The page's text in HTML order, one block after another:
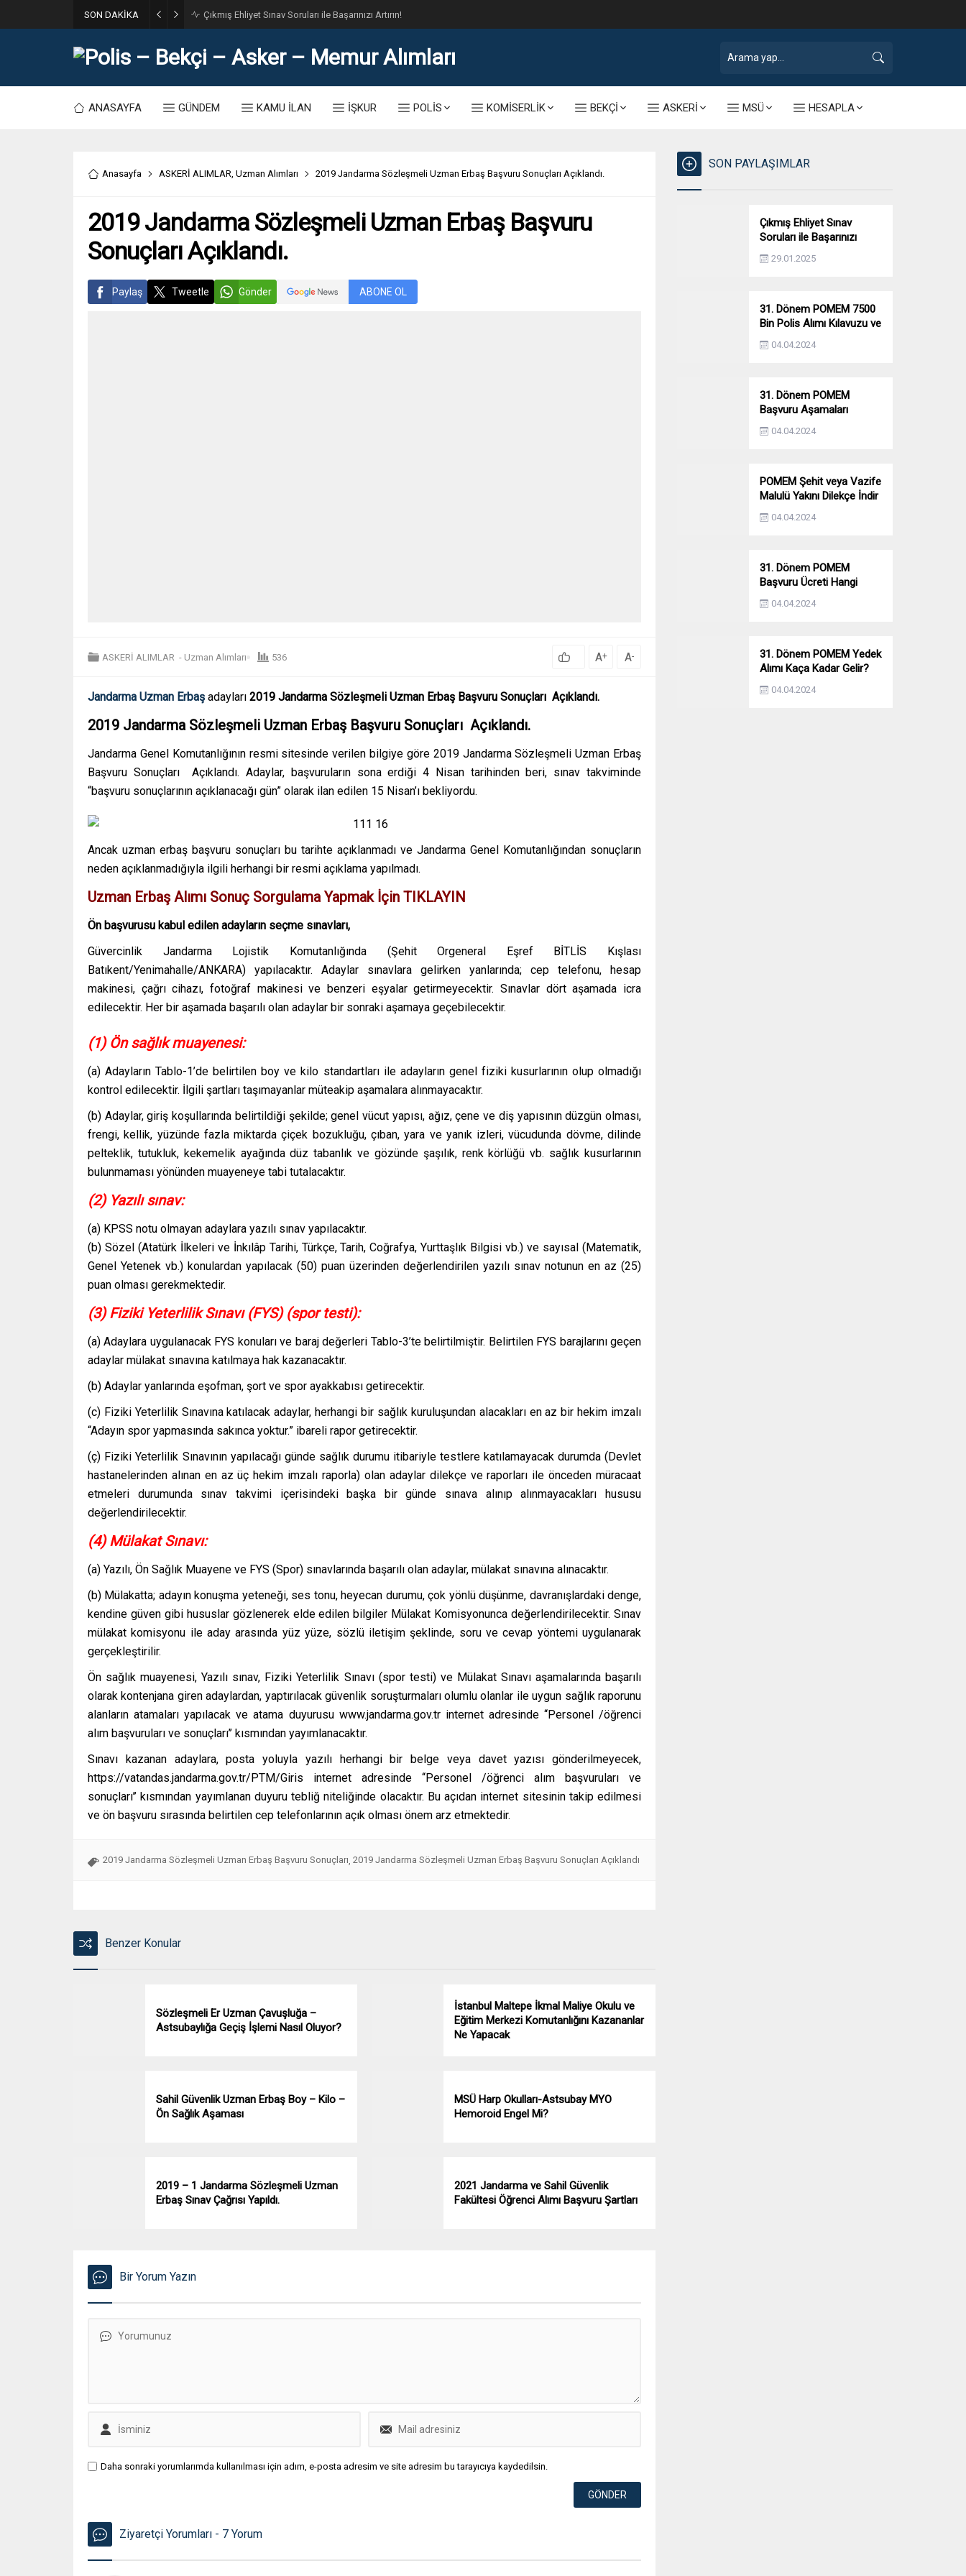
SON DAKİKA 31. Dönem POMEM 7500 Bin Polis Alımı Kılavuzu ve Başvuru Ekranı
ANASAYFA GÜNDEM KAMU İLAN İŞKUR POLİS KOMİSERLİK BEKÇİ ASKERİ MSÜ HESAPLA
Anasayfa ASKERİ ALIMLAR, Uzman Alımları 2019 Jandarma Sözleşmeli Uzman Erbaş Başvuru Sonuçları Açıklandı.
2019 Jandarma Sözleşmeli Uzman Erbaş Başvuru
Sonuçları Açıklandı.
Paylaş Tweetle Gönder ABONE OL
ASKERİ ALIMLAR - Uzman Alımları 536 A+ A-
Jandarma Uzman Erbaş adayları 2019 Jandarma Sözleşmeli Uzman Erbaş Başvuru Sonuçları Açıklandı.
2019 Jandarma Sözleşmeli Uzman Erbaş Başvuru Sonuçları Açıklandı.
Jandarma Genel Komutanlığının resmi sitesinde verilen bilgiye göre 2019 Jandarma Sözleşmeli Uzman Erbaş
Başvuru Sonuçları Açıklandı. Adaylar, başvuruların sona erdiği 4 Nisan tarihinden beri, sınav takviminde
“başvuru sonuçlarının açıklanacağı gün” olarak ilan edilen 15 Nisan’ı bekliyordu.
Ancak uzman erbaş başvuru sonuçları bu tarihte açıklanmadı ve Jandarma Genel Komutanlığından sonuçların
neden açıklanmadığıyla ilgili herhangi bir resmi açıklama yapılmadı.
Uzman Erbaş Alımı Sonuç Sorgulama Yapmak İçin TIKLAYIN
Ön başvurusu kabul edilen adayların seçme sınavları,
Güvercinlik Jandarma Lojistik Komutanlığında (Şehit Orgeneral Eşref BİTLİS Kışlası
Batıkent/Yenimahalle/ANKARA) yapılacaktır. Adaylar sınavlara gelirken yanlarında; cep telefonu, hesap
makinesi, çağrı cihazı, fotoğraf makinesi ve benzeri eşyalar getirmeyecektir. Sınavlar dört aşamada icra
edilecektir. Her bir aşamada başarılı olan adaylar bir sonraki aşamaya geçebilecektir.
(1) Ön sağlık muayenesi:
(a) Adayların Tablo-1’de belirtilen boy ve kilo standartları ile adayların genel fiziki kusurlarının olup olmadığı
kontrol edilecektir. İlgili şartları taşımayanlar müteakip aşamalara alınmayacaktır.
(b) Adaylar, giriş koşullarında belirtildiği şekilde; genel vücut yapısı, ağız, çene ve diş yapısının düzgün olması,
frengi, kellik, yüzünde fazla miktarda çiçek bozukluğu, çıban, yara ve yanık izleri, vücudunda dövme, dilinde
pelteklik, tutukluk, kekemelik ayağında düz tabanlık ve gözünde şaşılık, renk körlüğü vb. sağlık kusurlarının
bulunmaması yönünden muayeneye tabi tutalacaktır.
(2) Yazılı sınav:
(a) KPSS notu olmayan adaylara yazılı sınav yapılacaktır.
(b) Sözel (Atatürk İlkeleri ve İnkılâp Tarihi, Türkçe, Tarih, Coğrafya, Yurttaşlık Bilgisi vb.) ve sayısal (Matematik,
Genel Yetenek vb.) konulardan yapılacak (50) puan üzerinden değerlendirilen yazılı sınav notunun en az (25)
puan olması gerekmektedir.
(3) Fiziki Yeterlilik Sınavı (FYS) (spor testi):
(a) Adaylara uygulanacak FYS konuları ve baraj değerleri Tablo-3’te belirtilmiştir. Belirtilen FYS barajlarını geçen
adaylar mülakat sınavına katılmaya hak kazanacaktır.
(b) Adaylar yanlarında eşofman, şort ve spor ayakkabısı getirecektir.
(c) Fiziki Yeterlilik Sınavına katılacak adaylar, herhangi bir sağlık kuruluşundan alacakları en az bir hekim imzalı
“Adayın spor yapmasında sakınca yoktur.” ibareli rapor getirecektir.
(ç) Fiziki Yeterlilik Sınavının yapılacağı günde sağlık durumu itibariyle testlere katılamayacak durumda (Devlet
hastanelerinden alınan en az üç hekim imzalı raporla) olan adaylar dilekçe ve raporları ile önceden müracaat
etmeleri durumunda sınav takvimi içerisindeki başka bir günde sınava alınıp alınmayacakları hususu
değerlendirilecektir.
(4) Mülakat Sınavı:
(a) Yazılı, Ön Sağlık Muayene ve FYS (Spor) sınavlarında başarılı olan adaylar, mülakat sınavına alınacaktır.
(b) Mülakatta; adayın konuşma yeteneği, ses tonu, heyecan durumu, çok yönlü düşünme, davranışlardaki denge,
kendine güven gibi hususlar gözlenerek elde edilen bilgiler Mülakat Komisyonunca değerlendirilecektir. Sınav
mülakat komisyonu ile aday arasında yüz yüze, sözlü iletişim şeklinde, soru ve cevap yöntemi uygulanarak
gerçekleştirilir.
Ön sağlık muayenesi, Yazılı sınav, Fiziki Yeterlilik Sınavı (spor testi) ve Mülakat Sınavı aşamalarında başarılı
olarak kontenjana giren adaylardan, yaptırılacak güvenlik soruşturmaları olumlu olanlar ile uygun sağlık raporunu
alanların atamaları yapılacak ve atama duyurusu www.jandarma.gov.tr internet adresinde ‘‘Personel /öğrenci
alım başvuruları ve sonuçları’’ kısmından yayımlanacaktır.
Sınavı kazanan adaylara, posta yoluyla yazılı herhangi bir belge veya davet yazısı gönderilmeyecek,
https://vatandas.jandarma.gov.tr/PTM/Giris internet adresinde ‘‘Personel /öğrenci alım başvuruları ve
sonuçları’’ kısmından yayımlanan duyuru tebliğ niteliğinde olacaktır. Bu açıdan internet sitesinin takip edilmesi
ve ön başvuru sırasında belirtilen cep telefonlarının açık olması önem arz etmektedir.
2019 Jandarma Sözleşmeli Uzman Erbaş Başvuru Sonuçları, 2019 Jandarma Sözleşmeli Uzman Erbaş Başvuru Sonuçları Açıklandı
Benzer Konular
Sözleşmeli Er Uzman Çavuşluğa –
Astsubaylığa Geçiş İşlemi Nasıl Oluyor?
İstanbul Maltepe İkmal Maliye Okulu ve
Eğitim Merkezi Komutanlığını Kazananlar
Ne Yapacak
Sahil Güvenlik Uzman Erbaş Boy – Kilo –
Ön Sağlık Aşaması
MSÜ Harp Okulları-Astsubay MYO
Hemoroid Engel Mi?
2019 – 1 Jandarma Sözleşmeli Uzman
Erbaş Sınav Çağrısı Yapıldı.
2021 Jandarma ve Sahil Güvenlik
Fakültesi Öğrenci Alımı Başvuru Şartları
Bir Yorum Yazın
Daha sonraki yorumlarımda kullanılması için adım, e-posta adresim ve site adresim bu tarayıcıya kaydedilsin.
Ziyaretçi Yorumları - 7 Yorum
SON PAYLAŞIMLAR
Çıkmış Ehliyet Sınav
Soruları ile Başarınızı
Artırın!
29.01.2025
31. Dönem POMEM 7500
Bin Polis Alımı Kılavuzu ve
Başvuru Ekranı
04.04.2024
31. Dönem POMEM
Başvuru Aşamaları
Nelerdir? Ön Sağlık –
Parkur – Mülakat
04.04.2024
POMEM Şehit veya Vazife
Malulü Yakını Dilekçe İndir
04.04.2024
31. Dönem POMEM
Başvuru Ücreti Hangi
Bankaya Yatırılacak?
04.04.2024
31. Dönem POMEM Yedek
Alımı Kaça Kadar Gelir?
Yıllara Göre Yedek Alımı
04.04.2024